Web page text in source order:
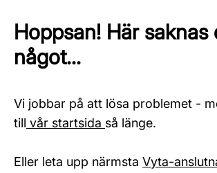
Hoppsan! Här saknas
något...
Vi jobbar på att lösa problemet -
till vår startsida så länge.
Eller leta upp närmsta Vyta-